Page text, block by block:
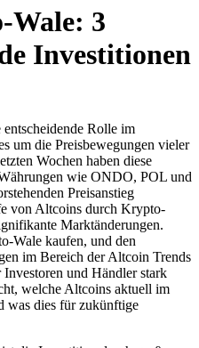
Wale: 3
Investitionen
Rolle im
um die Preisbewegungen vieler
Wochen haben diese
wie ONDO, POL und
Preisanstieg
von Altcoins durch Krypto-
Marktänderungen.
Wale kaufen, und den
im Bereich der Altcoin Trends
und Händler stark
welche Altcoins aktuell im
was dies für zukünftige